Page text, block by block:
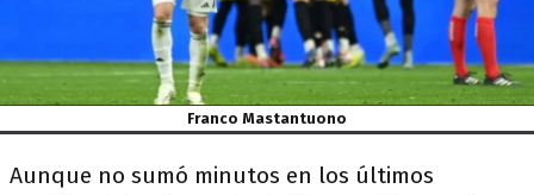
Franco Mastantuono
Aunque no sumó minutos en los últimos